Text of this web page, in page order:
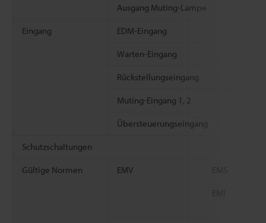
Ausgang Muting-Lampe
Eingang EDM-Eingang
Warten-Eingang
Rückstellungseingang
Muting-Eingang 1, 2
Übersteuerungseingang
Schutzschaltungen
Gültige Normen EMV